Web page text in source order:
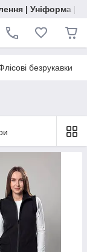
| Уніформа |
безрукавки